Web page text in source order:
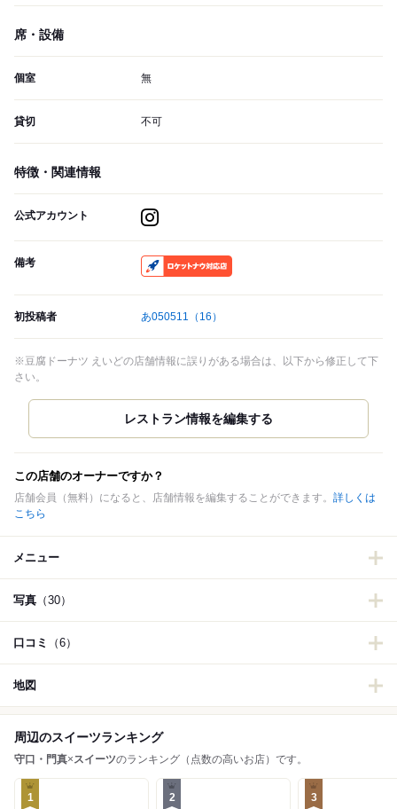
席・設備
個室 無
貸切 不可
特徴・関連情報
公式アカウント
備考
初投稿者 あ050511 （16）
※豆腐ドーナツ えいどの店舗情報に誤りがある場合は、以下から修正して下
さい。
この店舗のオーナーですか？
店舗会員（無料）になると、店舗情報を編集することができます。 詳しくは
こちら
メニュー
写真 （30）
口コミ （6）
地図
周辺のスイーツランキング
守口・門真×スイーツのランキング（点数の高いお店）です。
1 2 3